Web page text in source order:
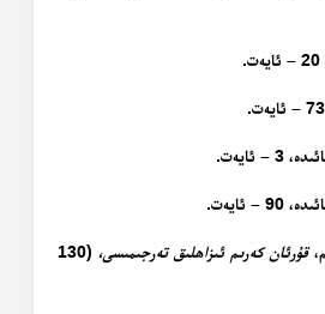
قۇرئان كەرىم ئىزاھلىق تەرجىمىسى،
(130